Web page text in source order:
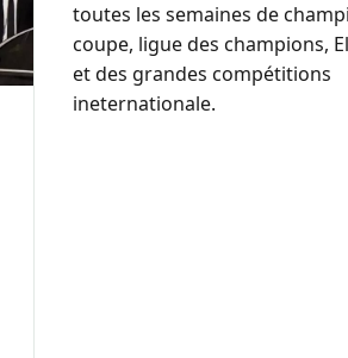
toutes les semaines de
coupe, ligue des champions,
et des grandes compétitions
ineternationale.